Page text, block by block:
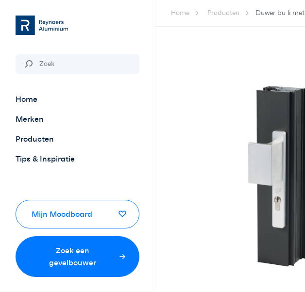
Home
Merken
Producten
Tips & Inspiratie
Mijn Moodboard
Zoek een
gevelbouwer
Home Producten Duwer bu li